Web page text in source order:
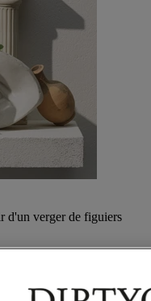
d'un verger de figuiers